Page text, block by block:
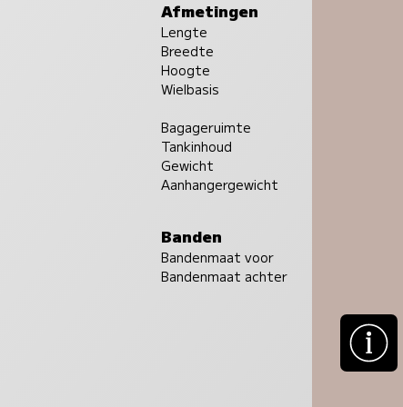
Afmetingen
Lengte
Breedte
Hoogte
Wielbasis
Bagageruimte
Tankinhoud
Gewicht
Aanhangergewicht
Banden
Bandenmaat voor
Bandenmaat achter